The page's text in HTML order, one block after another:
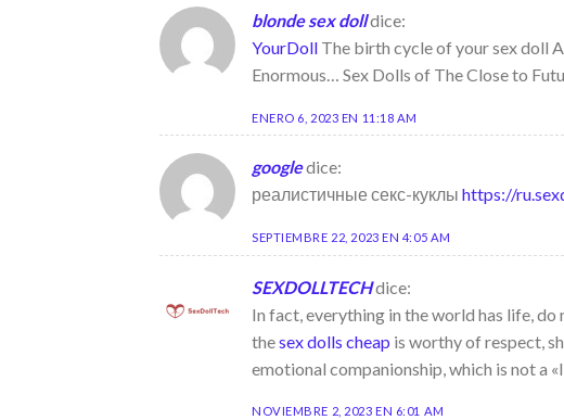
blonde sex dolldice:
YourDoll The birth cycle of your sex doll
Enormous… Sex Dolls of The Close to
ENERO 6, 2023 EN 11:18 AM
googledice:
реалистичные секс-куклы https://
SEPTIEMBRE 22, 2023 EN 4:05 AM
SEXDOLLTECHdice:
In fact, everything in the world has life,
thesex dolls cheap is worthy of respect,
emotional companionship, which is not a
NOVIEMBRE 2, 2023 EN 6:01 AM